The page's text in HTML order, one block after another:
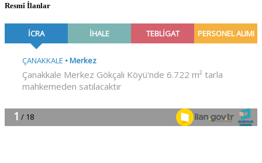
Resmî İlanlar